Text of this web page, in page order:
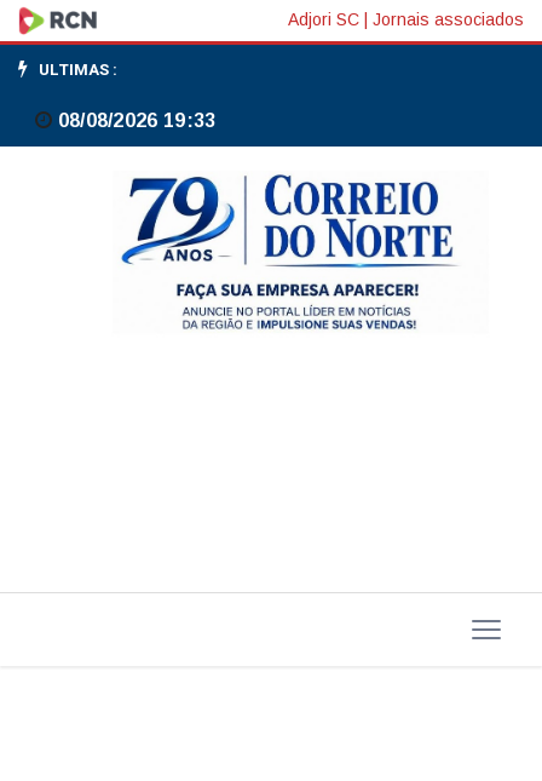
Operação
Pão
e
investiga
Adjori SC Jornais associados
ULTIMAS :
08/08/2026 19:33